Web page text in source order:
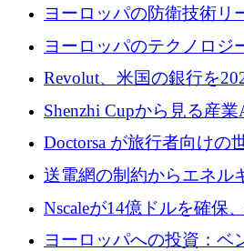
流動性を解放するために
ファンドを立ち上げる
ヨーロッパの防衛技術リ
ングは、180億ドルの評
ヨーロッパのテクノロジ
ユーロを超える 70 以上
Revolut、米国の銀行を
国の社長が語る
Shenzhi Cupから見る産
産業実装への道筋
Doctorsa が旅行者向けの
ラットフォームを拡大す
ロを調達
送電網の制約からエネル
Envision の Gobi X がヨ
にどのように貢献できるか
Nscaleが14億ドルを確保
億1,100万ユーロを獲得、
ヨーロッパへの投資：ベ